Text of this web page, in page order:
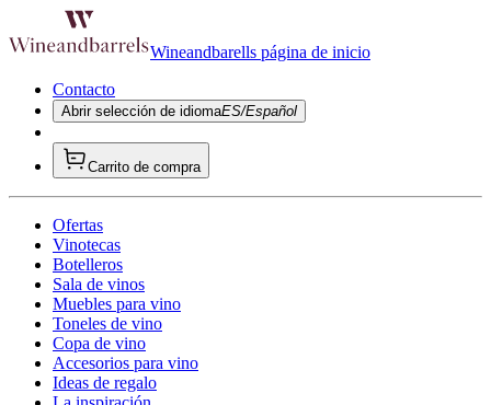
Wineandbarells página de inicio
Contacto
Abrir selección de idiomaES/Español
Carrito de compra
Ofertas
Vinotecas
Botelleros
Sala de vinos
Muebles para vino
Toneles de vino
Copa de vino
Accesorios para vino
Ideas de regalo